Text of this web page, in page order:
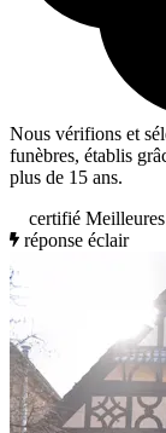
Nous vérifions et
funèbres, établis
plus de 15 ans.
certifié
réponse éclair